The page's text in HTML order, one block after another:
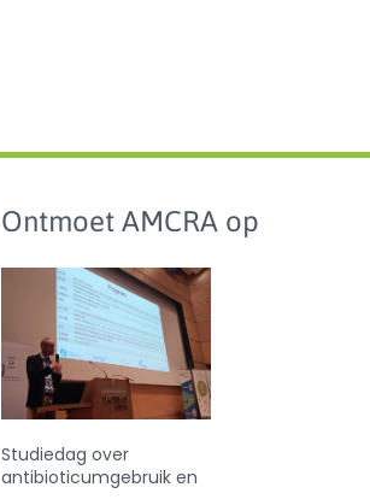
Ontmoet AMCRA op
Studiedag over
antibioticumgebruik en